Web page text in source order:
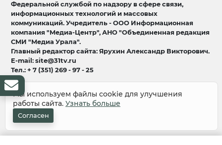
Федеральной службой по надзору в сфере связи,
информационных технологий и массовых
коммуникаций. Учредитель - ООО Информационная
компания "Медиа-Центр", АНО "Объединенная редакция
СМИ "Медиа Урала".
Главный редактор сайта: Ярухин Александр Викторович.
E-mail: site@31tv.ru
Тел.: + 7 (351) 269 - 97 - 25
18+
© 2008-2026 Все права защищены
разработка и продвижение:
Мы используем файлы cookie для улучшения
работы сайта. Узнать больше
Согласен